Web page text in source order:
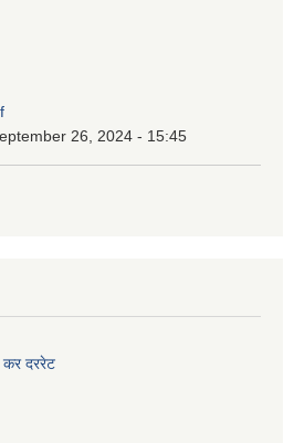
26, 2024 - 15:45
दररेट